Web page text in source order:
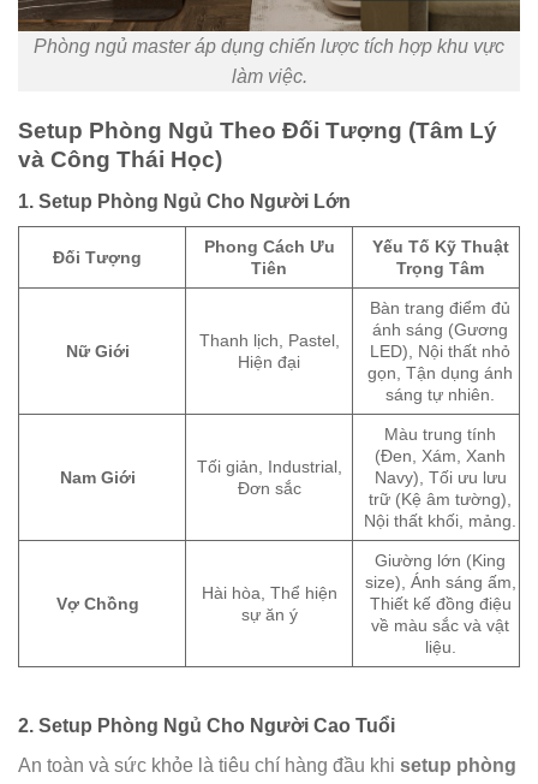
Phòng ngủ master áp dụng chiến lược tích hợp khu vực
làm việc.
Setup Phòng Ngủ Theo Đối Tượng (Tâm Lý
và Công Thái Học)
1. Setup Phòng Ngủ Cho Người Lớn
Đối Tượng
Phong Cách Ưu
Tiên
Yếu Tố Kỹ Thuật
Trọng Tâm
Nữ Giới
Thanh lịch, Pastel,
Hiện đại
Bàn trang điểm đủ
ánh sáng (Gương
LED), Nội thất nhỏ
gọn, Tận dụng ánh
sáng tự nhiên.
Nam Giới
Tối giản, Industrial,
Đơn sắc
Màu trung tính
(Đen, Xám, Xanh
Navy), Tối ưu lưu
trữ (Kệ âm tường),
Nội thất khối, mảng.
Vợ Chồng
Hài hòa, Thể hiện
sự ăn ý
Giường lớn (King
size), Ánh sáng ấm,
Thiết kế đồng điệu
về màu sắc và vật
liệu.
2. Setup Phòng Ngủ Cho Người Cao Tuổi
An toàn và sức khỏe là tiêu chí hàng đầu khi setup phòng